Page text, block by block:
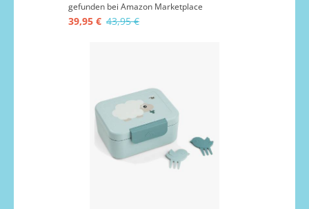
gefunden bei Amazon Marketplace
39,95 € 43,95 €